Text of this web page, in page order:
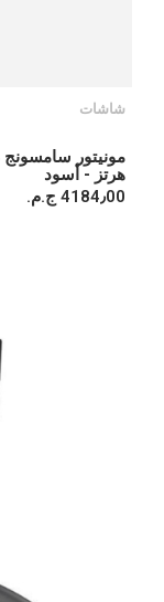
شاشات
هرتز - أسود
4184٫00 ج.م.‏